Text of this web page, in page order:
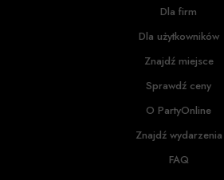
Dla firm
Dla użytkowników
Znajdź miejsce
Sprawdź ceny
O PartyOnline
Znajdź wydarzenia
FAQ